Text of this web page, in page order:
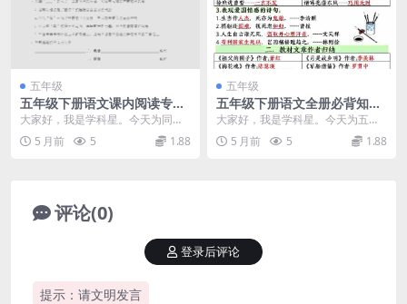
五年级
五年级下册语文课内阅读专项
训练：同步1-4单元重点篇目
大家好，我是学科星。今天为同学
们带来一份高含金量的复习资料
——五年级下册语文课内...
5 月前 5 1.88
五年级
五年级下册语文全册必背知识
点汇总：期末考前通关与核心
大家好，我是学科星。今天为五年
级的同学们整理了一份含金量极高
的学习宝典——五年级...
5 月前 5 1.88
评论(0)
提示：请文明发言
登录后评论